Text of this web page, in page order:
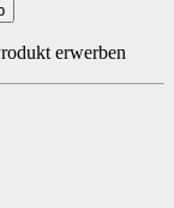
erwerben